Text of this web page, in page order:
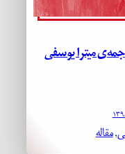
میترا یوسفی
, مقاله